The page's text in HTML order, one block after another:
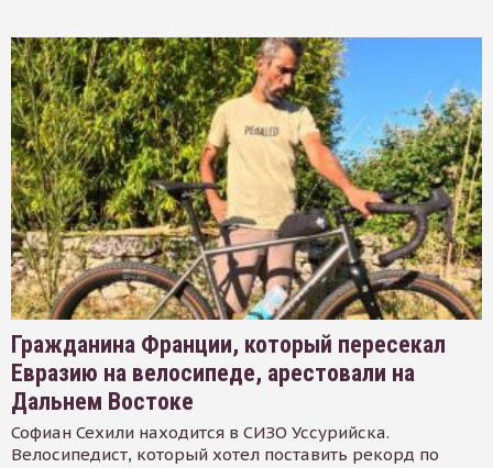
Гражданина Франции, который пересекал
Евразию на велосипеде, арестовали на
Дальнем Востоке
Софиан Сехили находится в СИЗО Уссурийска.
Велосипедист, который хотел поставить рекорд по